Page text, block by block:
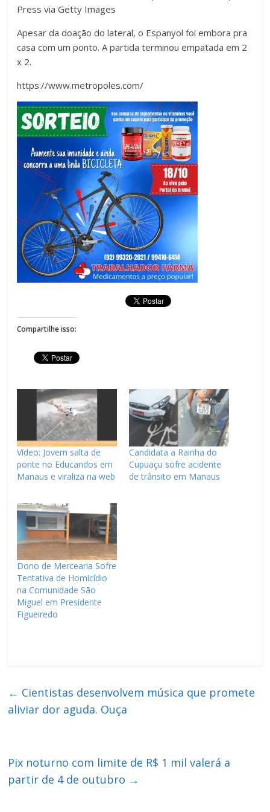
Press via Getty Images
Apesar da doação do lateral, o Espanyol foi embora pra
casa com um ponto. A partida terminou empatada em 2
x 2.
https://www.metropoles.com/
Compartilhe isso:
Vídeo: Jovem salta de
ponte no Educandos em
Manaus e viraliza na web
Candidata a Rainha do
Cupuaçu sofre acidente
de trânsito em Manaus
Dono de Mercearia Sofre
Tentativa de Homicídio
na Comunidade São
Miguel em Presidente
Figueiredo
← Cientistas desenvolvem música que promete
aliviar dor aguda. Ouça
Pix noturno com limite de R$ 1 mil valerá a
partir de 4 de outubro →